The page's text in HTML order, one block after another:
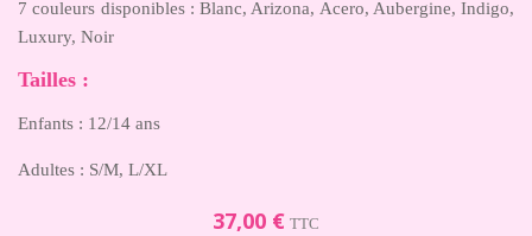
7 couleurs disponibles : Blanc, Arizona, Acero, Aubergine, Indigo,
Luxury, Noir
Tailles :
Enfants : 12/14 ans
Adultes : S/M, L/XL
37,00 € TTC